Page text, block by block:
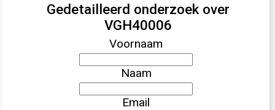
Gedetailleerd onderzoek over
VGH40006
Voornaam
Naam
Email